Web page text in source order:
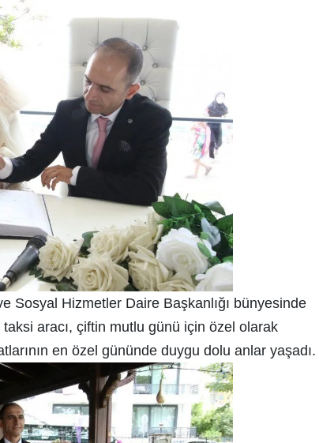
Sosyal Hizmetler Daire Başkanlığı bünyesinde
aracı, çiftin mutlu günü için özel olarak
en özel gününde duygu dolu anlar yaşadı.